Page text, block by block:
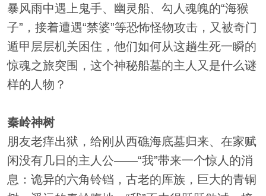
暴风雨中遇上鬼手、幽灵船、勾人魂魄的“海猴
子”，接着遭遇“禁婆”等恐怖怪物攻击，又被奇门
遁甲层层机关困住，他们如何从这趟生死一瞬的
惊魂之旅突围，这个神秘船墓的主人又是什么谜
样的人物？
秦岭神树
朋友老痒出狱，给刚从西礁海底墓归来、在家赋
闲没有几日的主人公——“我”带来一个惊人的消
息：诡异的六角铃铛，古老的厍族，巨大的青铜